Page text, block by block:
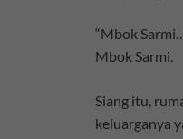
“Mbok
Mbok Sarmi.
Siang itu,
keluarganya